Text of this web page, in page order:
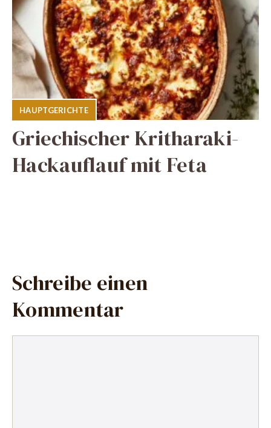
HAUPTGERICHTE
Griechischer Kritharaki-
Hackauflauf mit Feta
Schreibe einen
Kommentar